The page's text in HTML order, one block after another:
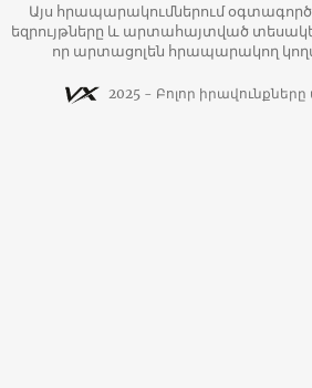
Այս հրապարակումներում
եզրույթները և արտահայտված
որ արտացոլեն հրապարակող
2025 - Բոլոր